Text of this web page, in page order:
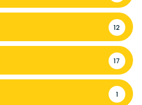
12
17
1